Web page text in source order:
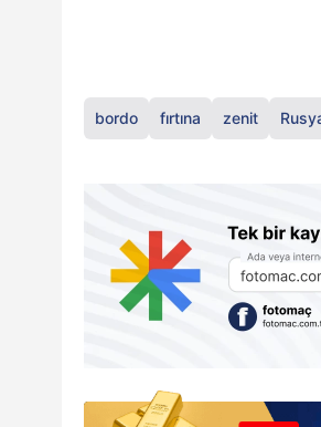
bordo fırtına zenit